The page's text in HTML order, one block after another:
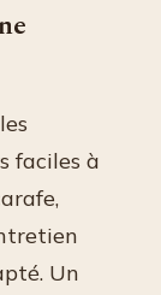
faciles à
Un